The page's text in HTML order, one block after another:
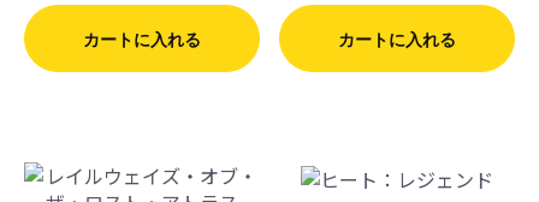
カートに入れる カートに入れる